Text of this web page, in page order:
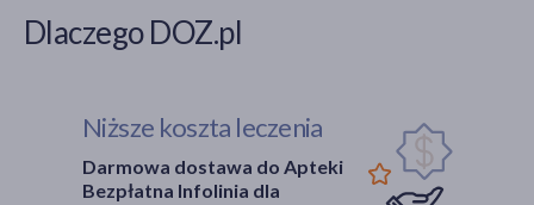
Dlaczego DOZ.pl
Niższe koszta leczenia
Darmowa dostawa do Apteki
Bezpłatna Infolinia dla